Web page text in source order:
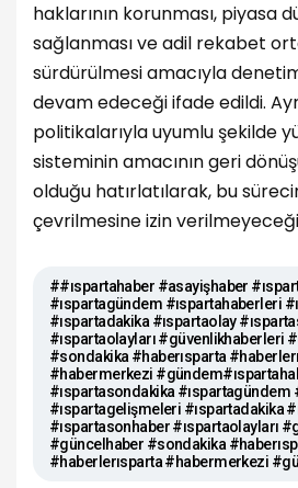
haklarının korunması, piyasa
sağlanması ve adil rekabet
sürdürülmesi amacıyla
devam edeceği ifade edildi.
politikalarıyla uyumlu şekilde
sisteminin amacının geri
olduğu hatırlatılarak, bu
çevrilmesine izin
##ıspartahaber #asayişhaber
#ıspartagündem #ıspartahaberleri
#ıspartadakika #ıspartaolay
#ıspartaolayları #güvenlikhaberleri
#sondakika #haberısparta
#habermerkezi
#ıspartasondakika #ıspartagündem
#ıspartagelişmeleri #ıspartadakika
#ıspartasonhaber #ıspartaolayları
#güncelhaber #sondakika
#haberlerısparta #habermerkezi